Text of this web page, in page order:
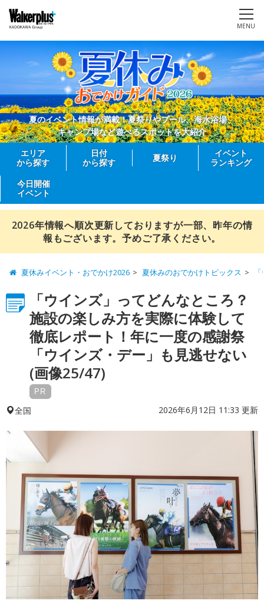
MENU
夏のイベント情報が満載！夏祭りやプール、海水浴場、
キャンプ場など遊べるスポットを大紹介
エリア
から探す
日付
から探す
夏祭り
イベント
ランキング
今日開催
イベント
2026年情報へ順次更新しておりますが一部、昨年の情
報もございます。予めご了承ください。
夏休みイベント・おでかけ2026 夏休みのおでかけトピックス
「ウインズ」ってどんなところ？
施設の楽しみ方を実際に体験して
徹底レポート！年に一度の感謝祭
「ウインズ・デー」も見逃せない
(画像25/47)
PR
全国 2026年6月12日 11:33 更新